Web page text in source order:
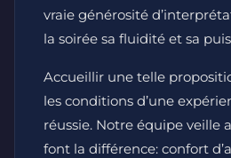
vraie générosité
la soirée sa fluidité et sa
Accueillir une telle
les conditions d’une
réussie. Notre équipe veille
font la différence: confort